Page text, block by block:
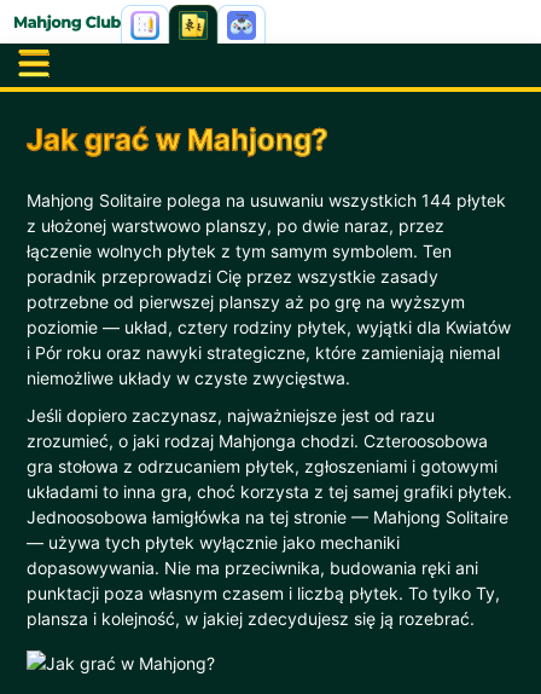
Jak grać w Mahjong?
Mahjong Solitaire polega na usuwaniu wszystkich 144 płytek
z ułożonej warstwowo planszy, po dwie naraz, przez
łączenie wolnych płytek z tym samym symbolem. Ten
poradnik przeprowadzi Cię przez wszystkie zasady
potrzebne od pierwszej planszy aż po grę na wyższym
poziomie — układ, cztery rodziny płytek, wyjątki dla Kwiatów
i Pór roku oraz nawyki strategiczne, które zamieniają niemal
niemożliwe układy w czyste zwycięstwa.
Jeśli dopiero zaczynasz, najważniejsze jest od razu
zrozumieć, o jaki rodzaj Mahjonga chodzi. Czteroosobowa
gra stołowa z odrzucaniem płytek, zgłoszeniami i gotowymi
układami to inna gra, choć korzysta z tej samej grafiki płytek.
Jednoosobowa łamigłówka na tej stronie — Mahjong Solitaire
— używa tych płytek wyłącznie jako mechaniki
dopasowywania. Nie ma przeciwnika, budowania ręki ani
punktacji poza własnym czasem i liczbą płytek. To tylko Ty,
plansza i kolejność, w jakiej zdecydujesz się ją rozebrać.